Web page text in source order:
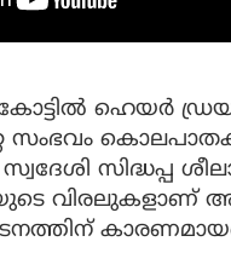
ഹെയര്‍ ഡ്രയര്‍
കൊലപാതക
സിദ്ധപ്പ
വിരലുകളാണ്